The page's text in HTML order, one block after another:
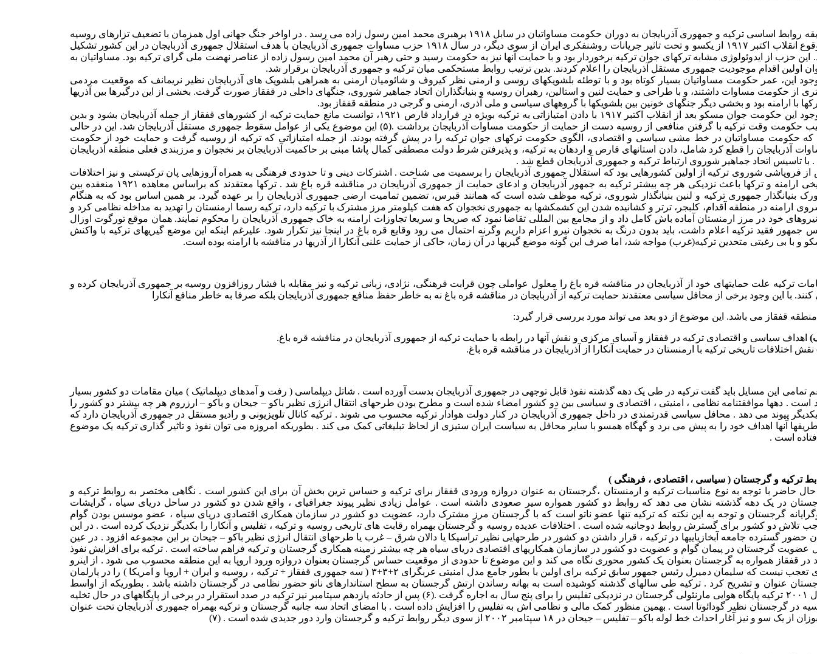
سابقه روابط اساسی ترکیه و جمهوری آذربایجان به دوران حکومت مساواتیان در سابل ۱۹۱۸ برهبری محمد امین رسول زاده می رسد . در اواخر جنگ جهانی اول همزمان با تضعیف تزارهای روسیه
و وقوع انقلاب اکتبر ۱۹۱۷ از یکسو و تحت تاثیر جریانات روشنفکری ایران از سوی دیگر، در سال ۱۹۱۸ حزب مساوات جمهوری آذربایجان با هدف استقلال جمهوری آذربایجان در این کشور تشکیل
این حزب از ایدوئولوژی مشابه ترکهای جوان ترکیه برخوردار بود و با حمایت آنها نیز به حکومت رسید و حتی رهبر آن محمد امین رسول زاده از عناصر نهضت ملی گرای ترکیه بود. مساواتیان به
اولین اقدام موجودیت جمهوری مستقل آذربایجان را اعلام کردند. بدین ترتیب روابط مستحکمی میان ترکیه و جمهوری آذربایجان برقرار شد.
این، عمر حکومت مساواتیان بسیار کوتاه بود و با توطئه بلشویکهای روسی و ارمنی نظر کیروف و شائومیان ارمنی به همراهی بلشویک های آذربایجان نظیر نریمانف که موقعیت مردمی
از حکومت مساوات داشتند، و با طراحی و حمایت لنین و استالین، رهبران روسیه و بنیانگذاران اتحاد جماهیر شوروی، جنگهای داخلی در قفقاز صورت گرفت. بخشی از این درگیرها بین آذریها
با ارامنه بود و بخشی دیگر جنگهای خونین بین بلشویکها با گروههای سیاسی و ملی آذری، ارمنی و گرجی در منطقه قفقاز بود.
با وجود این حکومت جوان مسکو بعد از انقلاب اکتبر ۱۹۱۷ با دادن امتیازاتی به ترکیه بویژه در قرارداد قارص ۱۹۲۱، توانست مانع حمایت ترکیه از کشورهای قفقاز از جمله آذربایجان بشود و بدین
ترتیب حکومت وقت ترکیه با گرفتن منافعی از روسیه دست از حمایت از حکومت مساوات آذربایجان برداشت .(۵) این موضوع یکی از عوامل سقوط جمهوری مستقل آذربایجان شد. این در حالی
که حکومت مساواتیان در خط مشی سیاسی و اقتصادی، الگوی حکومت ترکهای جوان ترکیه را در پیش گرفته بودند. از جمله امتیازاتی که ترکیه از روسیه گرفت و حمایت خود از حکومت
آذربایجان را قطع کرد شامل، دادن استانهای قارص و اردهان به ترکیه، و پذیرفتن شرط دولت مصطفی کمال پاشا مبنی بر حاکمیت آذربایجان بر نخجوان و مرزبندی فعلی منطقه آذربایجان
. با تاسیس اتحاد جماهیر شوروی ارتباط ترکیه و جمهوری آذربایجان قطع شد .
فروپاشی شوروی ترکیه از اولین کشورهایی بود که استقلال جمهوری آذربایجان را برسمیت می شناخت . اشترکات دینی و تا حدودی فرهنگی به همراه آروزهایی پان ترکیستی و نیز اختلافات
تاریخی ارامنه و ترکها باعث نزدیکی هر چه بیشتر ترکیه به جمهور آذربایجان و ادعای حمایت از جمهوری آذربایجان در مناقشه قره باغ شد . ترکها معتقدند که براساس معاهده ۱۹۲۱ منعقده بین
بنیانگذار جمهوری ترکیه و لنین بنیانگذار شوروی، ترکیه موظف شده است که همانند قبرس، تضمین تمامیت ارضی جمهوری آذربایجان را بر عهده گیرد. بر همین اساس بود که به هنگام
ارامنه در منطقه آقدام، کلبجر، ترتر و کشانیده شدن این کشمکشها به جمهوری نخجوان که هفت کیلومتر مرز مشترک با ترکیه دارد، ترکیه رسما ارمنستان را تهدید به مداخله نظامی کرد و
خود در مرز ارمنستان آماده باش کامل داد و از مجامع بین المللی تقاضا نمود که صریحا و سریعا تجاوزات ارامنه به خاک جمهوری آذربایجان را محکوم نمایند. همان موقع تورگوت اوزال
جمهور فقید ترکیه اعلام داشت، باید بدون درنگ به نخجوان نیرو اعزام داریم وگرنه احتمال می رود وقایع قره باغ در اینجا نیز تکرار شود. علیرغم اینکه این موضع گیریهای ترکیه با واکنش
و با بی رغبتی متحدین ترکیه(غرب) مواجه شد، اما صرف این گونه موضع گیریها در آن زمان، حاکی از حمایت علنی آنکارا از آذریها در مناقشه با ارامنه بوده است.
ترکیه علت حمایتهای خود از آذربایجان در مناقشه قره باغ را معلول عواملی چون قرابت فرهنگی، نژادی، زبانی ترکیه و نیز مقابله با فشار روزافزون روسیه بر جمهوری آذربایجان کرده و
با این وجود برخی از محافل سیاسی معتقدند حمایت ترکیه از آذربایجان در مناقشه قره باغ نه به خاطر حفظ منافع جمهوری آذربایجان بلکه صرفا به خاطر منافع آنکارا
قفقاز می باشد. این موضوع از دو بعد می تواند مورد بررسی قرار گیرد:
اهداف سیاسی و اقتصادی ترکیه در قفقاز و آسیای مرکزی و نقش آنها در رابطه با حمایت ترکیه از جمهوری آذربایجان در مناقشه قره باغ.
نقش اختلافات تاریخی ترکیه با ارمنستان در حمایت آنکارا از آذربایجان در مناقشه قره باغ.
تمامی این مسایل باید گفت ترکیه در طی یک دهه گذشته نفوذ قابل توجهی در جمهوری آذربایجان بدست آورده است . شاتل دیپلماسی ( رفت و آمدهای دیپلماتیک ) میان مقامات دو کشور بسیار
است . دهها موافقتنامه نظامی ، امنیتی ، اقتصادی و سیاسی بین دو کشور امضاء شده است و مطرح بودن طرحهای انتقال انرژی نظیر باکو – جیحان و باکو – ارزروم هر چه بیشتر دو کشور را
پیوند می دهد . محافل سیاسی قدرتمندی در داخل جمهوری آذربایجان در کنار دولت هوادار ترکیه محسوب می شوند . ترکیه کانال تلویزیونی و رادیو مستقل در جمهوری آذربایجان دارد که
آنها اهداف خود را به پیش می برد و گهگاه همسو با سایر محافل به سیاست ایران ستیزی از لحاظ تبلیغاتی کمک می کند . بطوریکه امروزه می توان نفوذ و تاثیر گذاری ترکیه یک موضوع
است .
ترکیه و گرجستان ( سیاسی ، اقتصادی ، فرهنگی )
حاضر با توجه به نوع مناسبات ترکیه و ارمنستان ،گرجستان به عنوان دروازه ورودی قفقاز برای ترکیه و حساس ترین بخش آن برای این کشور است . نگاهی مختصر به روابط ترکیه و
در یک دهه گذشته نشان می دهد که روابط دو کشور همواره سیر صعودی داشته است . عوامل زیادی نظیر پیوند جغرافیای ، واقع شدن دو کشور در ساحل دریای سیاه ، گرایشات
گرجستان و توجه به این نکته که ترکیه تنها عضو ناتو است که با گرجستان مرز مشترک دارد، عضویت دو کشور در سازمان همکاری اقتصادی دریای سیاه ، عضو موسس بودن گوام
تلاش دو کشور برای گسترش روابط دوجانبه شده است . اختلافات عدیده روسیه و گرجستان بهمراه رقابت های تاریخی روسیه و ترکیه ، تفلیس و آنکارا را بکدیگر نزدیک کرده است . در این
حضور گسترده جامعه آبخازیاییها در ترکیه ، قرار داشتن دو کشور در طرحهایی نظیر تراسیکا یا دالان شرق – غرب یا طرحهای انتقال انرژی نظیر باکو – جیحان بر این مجموعه افزود . در عین
عضویت گرجستان در پیمان گوام و عضویت دو کشور در سازمان همکاریهای اقتصادی دریای سیاه هر چه بیشتر زمینه همکاری گرجستان و ترکیه فراهم ساخته است . ترکیه برای افزایش نفوذ
در قفقاز همواره به گرجستان بعنوان یک کشور محوری نگاه می کند و این موضوع تا حدودی از موقعیت حساس گرجستان بعنوان دروازه ورود اروپا به این منطقه محسوب می شود . از اینرو
جای تعجب نیست که سلیمان دمیرل رئیس جمهور سابق ترکیه برای اولین با بطور جامع مدل امنیتی عربگرای ۲+۳+۳ ( سه جمهوری قفقاز + ترکیه ، روسیه و ایران + اروپا و امریکا ) را در پارلمان
عنوان و تشریح کرد . ترکیه طی سالهای گذشته کوشیده است به بهانه رساندن ارتش گرجستان به سطح استاندارهای ناتو حضور نظامی در گرجستان داشته باشد . بطوریکه از اواسط
سال ۲۰۰۱ ترکیه پایگاه هوایی مارنئولی گرجستان در نزدیکی تفلیس را برای پنج سال به اجاره گرفت .(۶) پس از حادثه یازدهم سپتامبر نیز ترکیه در صدد استقرار در برخی از پایگاههای در حال تخلیه
در گرجستان نظیر گودائوتا است . بهمین منظور کمک مالی و نظامی اش به تفلیس را افزایش داده است . با امضای اتحاد سه جانبه گرجستان و ترکیه بهمراه جمهوری آذربایجان تحت عنوان
از یک سو و نیز آغار احداث خط لوله باکو – تفلیس – جیحان در ۱۸ سپتامبر ۲۰۰۲ از سوی دیگر روابط ترکیه و گرجستان وارد دور جدیدی شده است . (۷)